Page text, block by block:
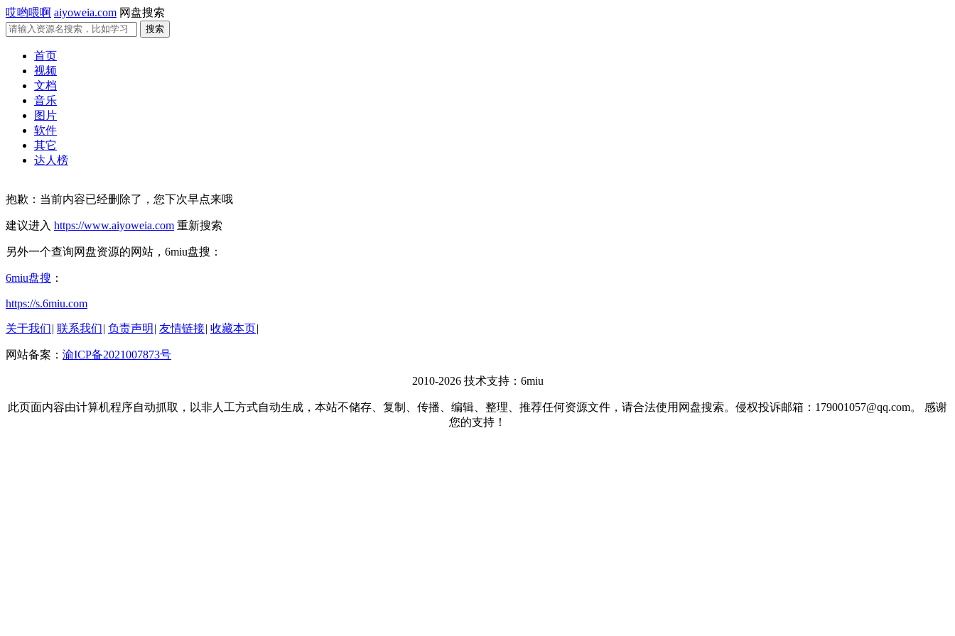
哎哟喂啊 aiyoweia.com 网盘搜索
首页
视频
文档
音乐
图片
软件
其它
达人榜
抱歉：当前内容已经删除了，您下次早点来哦
建议进入 https://www.aiyoweia.com 重新搜索
另外一个查询网盘资源的网站，6miu盘搜：
6miu盘搜 ：
https://s.6miu.com
关于我们| 联系我们| 负责声明 | 友情链接| 收藏本页|
网站备案： 渝ICP备2021007873号
2010-2026 技术支持：6miu
此页面内容由计算机程序自动抓取，以非人工方式自动生成，本站不储存、复制、传播、编辑、整理、推荐任何资源文件，请合法使用网盘搜索。侵权投诉邮箱：179001057@qq.com。 感谢
您的支持！